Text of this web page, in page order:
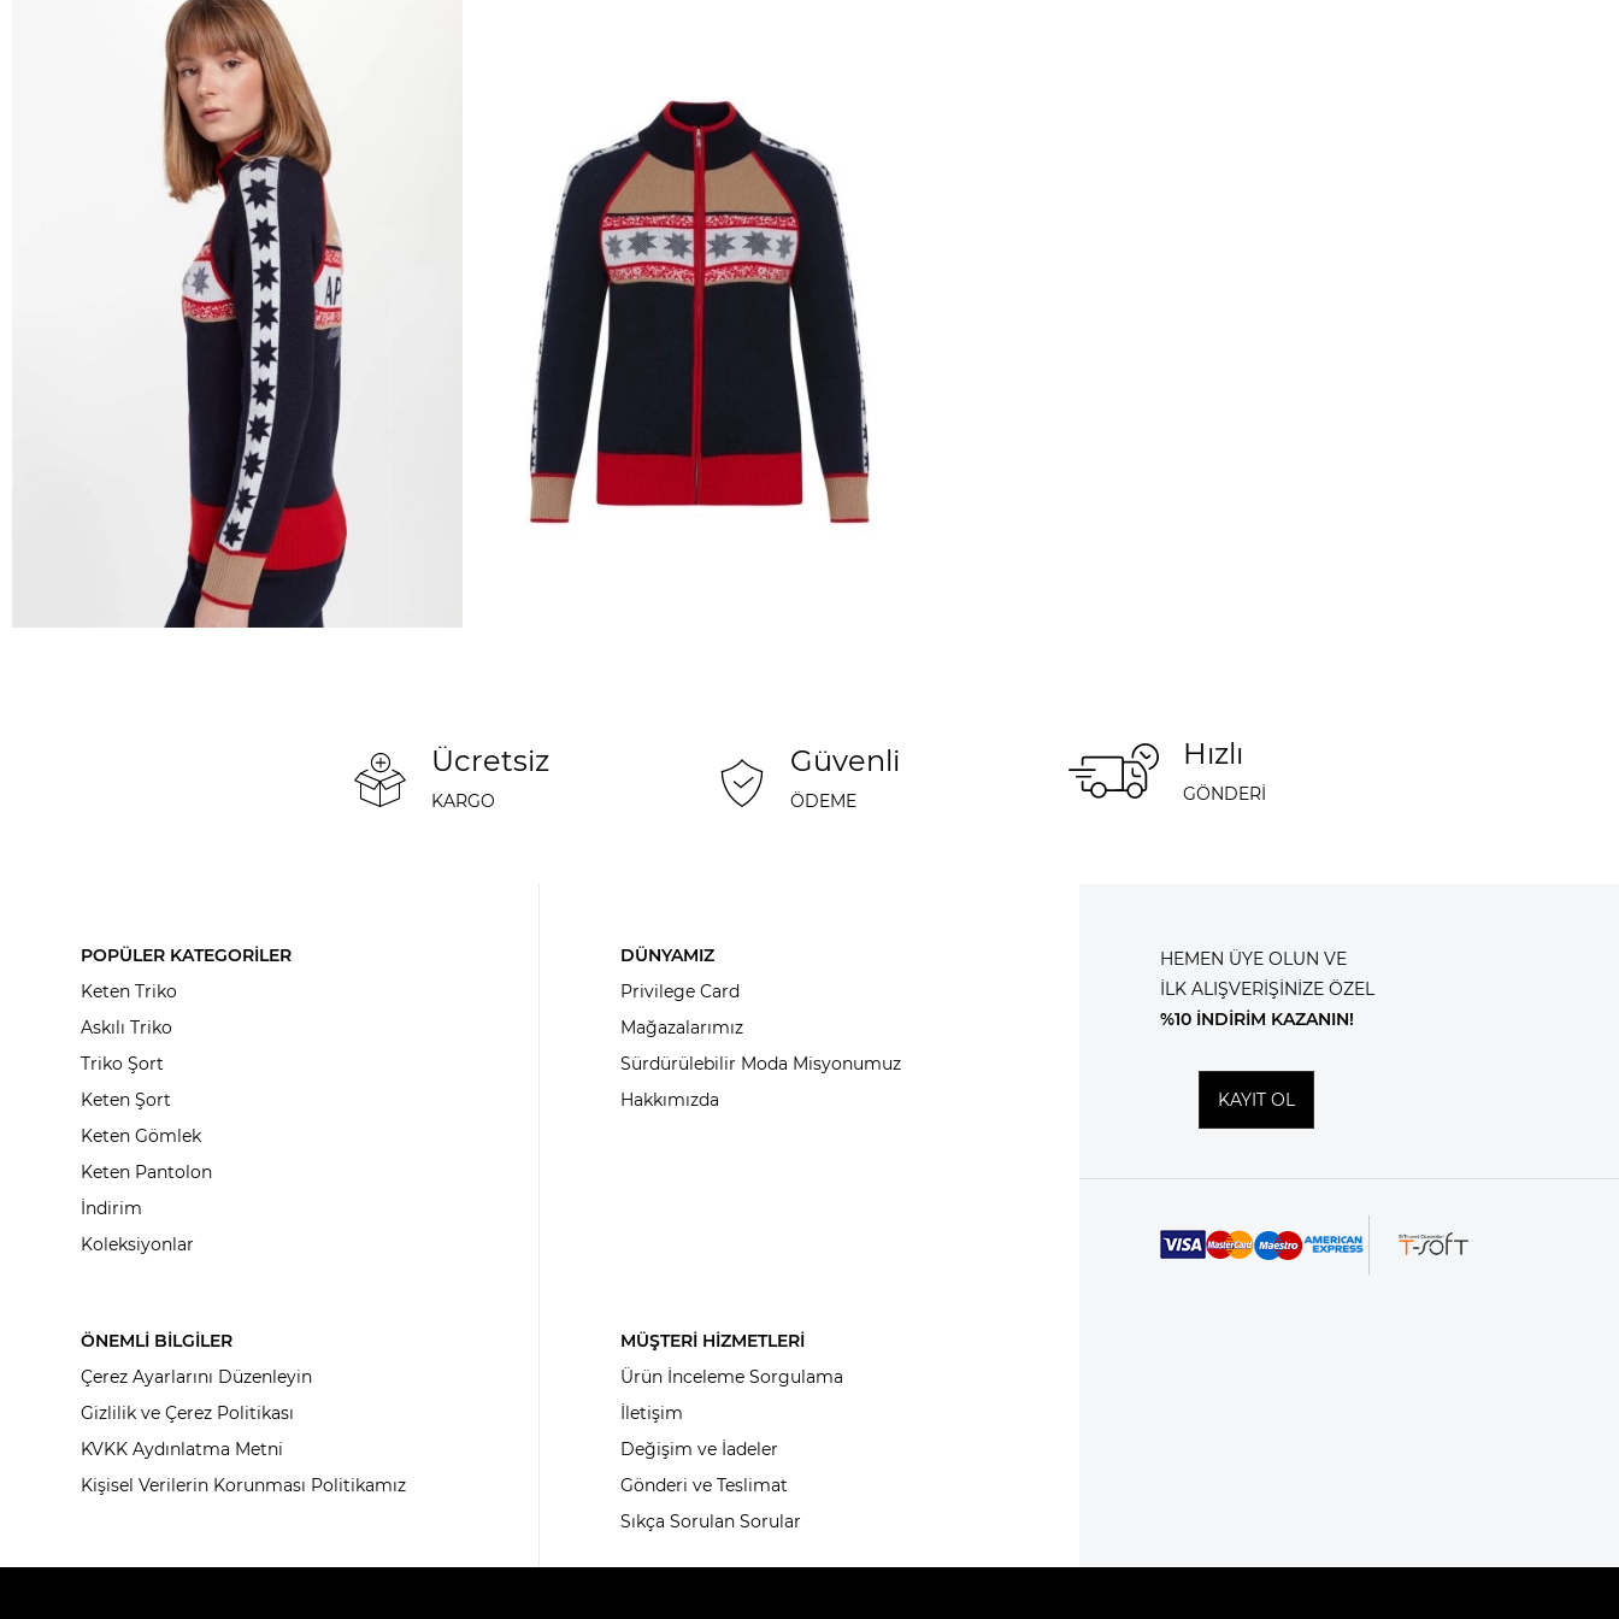
Ücretsiz
KARGO
Güvenli
ÖDEME
Hızlı
GÖNDERİ
POPÜLER KATEGORİLER
Keten Triko
Askılı Triko
Triko Şort
Keten Şort
Keten Gömlek
Keten Pantolon
İndirim
Koleksiyonlar
DÜNYAMIZ
Privilege Card
Mağazalarımız
Sürdürülebilir Moda Misyonumuz
Hakkımızda
ÖNEMLİ BİLGİLER
Çerez Ayarlarını Düzenleyin
Gizlilik ve Çerez Politikası
KVKK Aydınlatma Metni
Kişisel Verilerin Korunması Politikamız
MÜŞTERİ HİZMETLERİ
Ürün İnceleme Sorgulama
İletişim
Değişim ve İadeler
Gönderi ve Teslimat
Sıkça Sorulan Sorular
HEMEN ÜYE OLUN VE
İLK ALIŞVERİŞİNİZE ÖZEL
%10 İNDİRİM KAZANIN!
KAYIT OL